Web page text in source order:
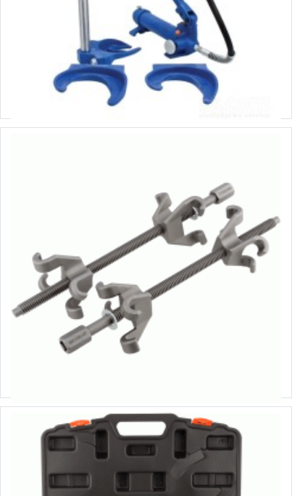
ГИДРАВЛИЧЕСКИЙ СЪЕМНИК ПРУЖИН ПОДВЕСКИ МакФерсон SATRA
Выбрать варианты
Стяжка пружин со сдвоенным свободным захватом